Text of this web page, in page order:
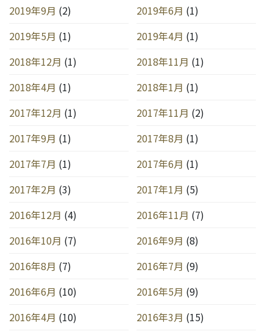
2019年9月 (2) 2019年6月 (1)
2019年5月 (1) 2019年4月 (1)
2018年12月 (1) 2018年11月 (1)
2018年4月 (1) 2018年1月 (1)
2017年12月 (1) 2017年11月 (2)
2017年9月 (1) 2017年8月 (1)
2017年7月 (1) 2017年6月 (1)
2017年2月 (3) 2017年1月 (5)
2016年12月 (4) 2016年11月 (7)
2016年10月 (7) 2016年9月 (8)
2016年8月 (7) 2016年7月 (9)
2016年6月 (10) 2016年5月 (9)
2016年4月 (10) 2016年3月 (15)